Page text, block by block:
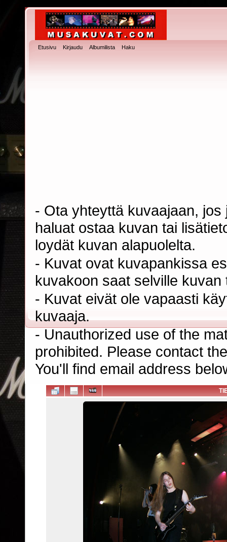
Etusivu Kirjaudu Albumilista Haku
- Ota yhteyttä kuvaajaan,
haluat ostaa kuvan tai
loydät kuvan alapuolelta.
- Kuvat ovat kuvapankissa
kuvakoon saat selville
- Kuvat eivät ole vapaasti
kuvaaja.
- Unauthorized use of the
prohibited. Please contact
You'll find email address